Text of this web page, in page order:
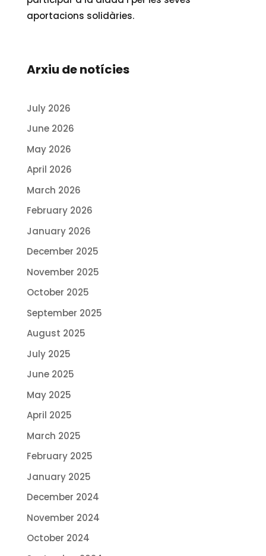
aportacions solidàries.
Arxiu de notícies
July 2026
June 2026
May 2026
April 2026
March 2026
February 2026
January 2026
December 2025
November 2025
October 2025
September 2025
August 2025
July 2025
June 2025
May 2025
April 2025
March 2025
February 2025
January 2025
December 2024
November 2024
October 2024